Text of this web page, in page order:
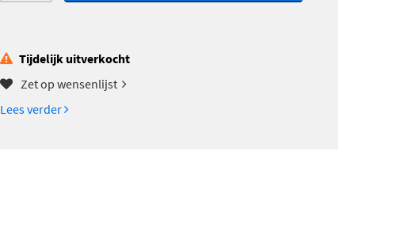
Tijdelijk uitverkocht
Zet op wensenlijst
Lees verder